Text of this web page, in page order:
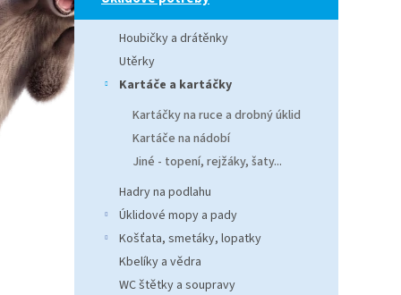
n
e
l
Houbičky a drátěnky
Utěrky
Kartáče a kartáčky
Kartáčky na ruce a drobný úklid
Kartáče na nádobí
Jiné - topení, rejžáky, šaty...
Hadry na podlahu
Úklidové mopy a pady
Košťata, smetáky, lopatky
Kbelíky a vědra
WC štětky a soupravy